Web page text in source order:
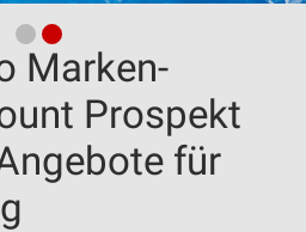
Marken-
Prospekt
für